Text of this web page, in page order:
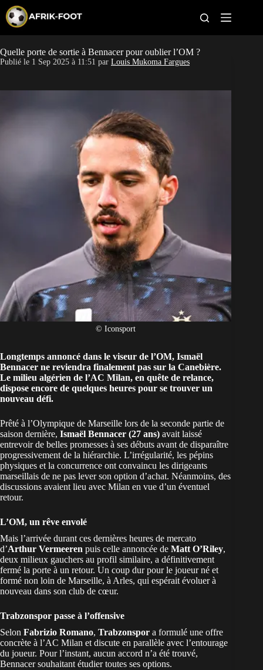
p
t
o
c
n
CAN féminine
Pays
Clubs
Classement
Paris sportifs
Quelle porte de sortie à Bennacer pour oublier l’OM ?
Publié le 1 Sep 2025 à 11:51 par Louis Mukoma Fargues
© Iconsport
Longtemps annoncé dans le viseur de l’OM, Ismaël
Bennacer ne reviendra finalement pas sur la Canebière.
Le milieu algérien de l’AC Milan, en quête de relance,
dispose encore de quelques heures pour se trouver un
nouveau défi.
Prêté à l’Olympique de Marseille lors de la seconde partie de
saison dernière, Ismaël Bennacer (27 ans) avait laissé
entrevoir de belles promesses à ses débuts avant de disparaître
progressivement de la hiérarchie. L’irrégularité, les pépins
physiques et la concurrence ont convaincu les dirigeants
marseillais de ne pas lever son option d’achat. Néanmoins, des
discussions avaient lieu avec Milan en vue d’un éventuel
retour.
L’OM, un rêve envolé
Mais l’arrivée durant ces dernières heures de mercato
d’Arthur Vermeeren puis celle annoncée de Matt O’Riley,
deux milieux gauchers au profil similaire, a définitivement
fermé la porte à un retour. Un coup dur pour le joueur né et
formé non loin de Marseille, à Arles, qui espérait évoluer à
nouveau dans son club de cœur.
Trabzonspor passe à l’offensive
Selon Fabrizio Romano, Trabzonspor a formulé une offre
concrète à l’AC Milan et discute en parallèle avec l’entourage
du joueur. Pour l’instant, aucun accord n’a été trouvé,
Bennacer souhaitant étudier toutes ses options.